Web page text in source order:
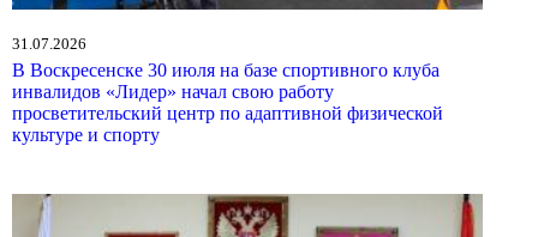
31.07.2026
В Воскресенске 30 июля на базе спортивного клуба
инвалидов «Лидер» начал свою работу
просветительский центр по адаптивной физической
культуре и спорту